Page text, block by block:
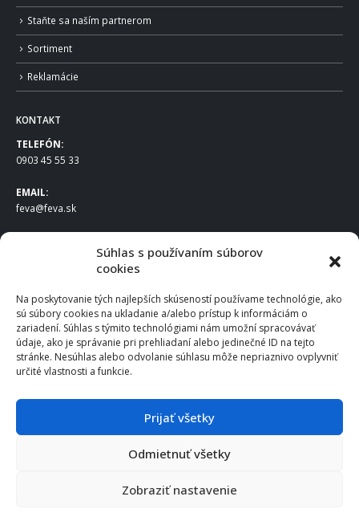
Súhlas s používaním súborov
cookies
Na poskytovanie tých najlepších skúseností používame technológie, ako
sú súbory cookies na ukladanie a/alebo prístup k informáciám o
zariadení. Súhlas s týmito technológiami nám umožní spracovávať
údaje, ako je správanie pri prehliadaní alebo jedinečné ID na tejto
stránke. Nesúhlas alebo odvolanie súhlasu môže nepriaznivo ovplyvniť
určité vlastnosti a funkcie.
Prijať všetky
Odmietnuť všetky
Zobraziť nastavenie
Staňte sa naším partnerom
Sortiment
Reklamácie
KONTAKT
TELEFÓN:
0903 45 55 33
EMAIL:
feva@feva.sk
FEVA Slovakia SK s.r.o.
831 04 Bratislava
IČO: 50922688
DIČ: 2120539388
IČ DPH: SK2120539388
Po – Pia: 8:00 – 16:30